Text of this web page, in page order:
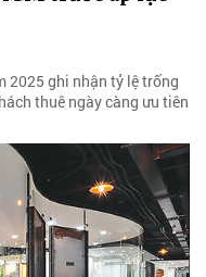
2025 ghi nhận tỷ lệ trống
thuê ngày càng ưu tiên